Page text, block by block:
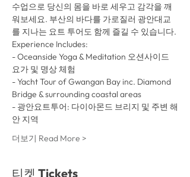
수업으로 당신의 몸을 바로 세우고 감각을 깨
워보세요. 부산의 바다를 가로질러 광안대교
를 지나는 요트 투어도 함께 즐길 수 있습니다.
Experience Includes:
- Oceanside Yoga & Meditation 오션사이드
요가 및 명상 체험
- Yacht Tour of Gwangan Bay inc. Diamond
Bridge & surrounding coastal areas
- 광안요트투어: 다이아몬드 브리지 및 주변 해
안 지역
더보기 Read More >
티켓 Tickets